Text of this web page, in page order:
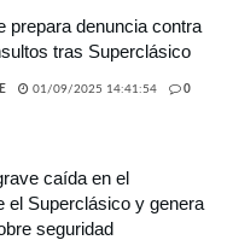
prepara denuncia contra
tras Superclásico
01/09/2025 14:41:54 0
caída en el
el Superclásico y genera
seguridad